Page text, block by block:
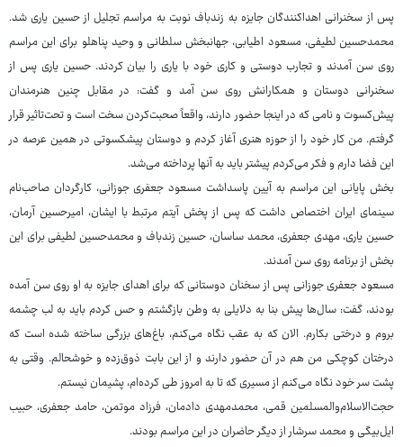
پس از سخنرانی اهداکنندگان جایزه به زندباف نوبت به مراسم تجلیل از حسین یاری شد.
محمدحسین لطیفی، مسعود اطیابی، جهانبخش سلطانی و وحید پناهلو برای این مراسم
روی سن آمدند و تجارب دوستی و کاری خود با یاری را بیان کردند. حسین یاری پس از
سخنرانی دوستان و همکارانش روی سن آمد و گفت: در مقابل چنین هنرمندان
پیش‌کسوت و نامی که در اینجا حضور دارند، واقعاً صحبت‌کردن سخت است و تحت‌تاثیر قرار
گرفتم. من کار خود را از حوزه هنری آغاز کردم و دوستان پیشکسوتی در همین عرصه در
این فضا دارم و فکر می‌کردم پیشتر باید به آنها پرداخته می‌شد.
بخش پایانی این مراسم به آیین پاسداشت مسعود جعفری جوزانی، کارگردان صاحب‌نام
سینمای ایران اختصاص داشت که پس از پخش آیتم مرتبط با ایشان، امیرحسین آرمان،
حسین یاری، مهدی جعفری، محمد ساسان، حسین زندباف و محمدحسین لطیفی برای این
بخش از برنامه روی سن آمدند.
مسعود جعفری جوزانی پس از سخنان دوستانی که برای اهدای جایزه به او روی سن آمده
بودند، گفت: سال‌ها پیش بنا به دلایلی به وطن بازگشتم و حس کردم باید به لب چشمه
بروم و درختی بکارم. الان که به عقب نگاه می‌کنم، باغ‌های بزرگی ساخته شده است که
درختان کوچکی من هم در آن حضور دارند و از این بابت ذوق‌زده و خوشحالم. وقتی به
پشت سر خود نگاه می‌کنم از مسیری که تا به امروز طی کرده‌ام، پشیمان نیستم.
حجت‌الاسلام‌والمسلمین قمی، محمدمهدی دادمان، فرزاد موتمن، حامد جعفری، حبیب
ایل‌بیگی و محمد سرشار از دیگر حاضران در این مراسم بودند.